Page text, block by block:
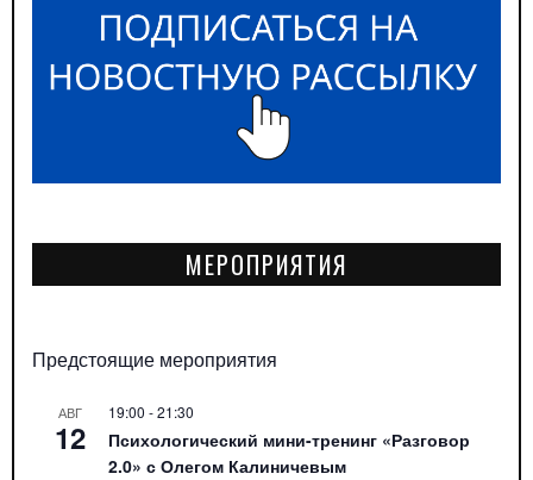
МЕРОПРИЯТИЯ
Предстоящие мероприятия
АВГ
12
19:00 -21:30
Психологический мини-тренинг «Разговор
2.0» с Олегом Калиничевым